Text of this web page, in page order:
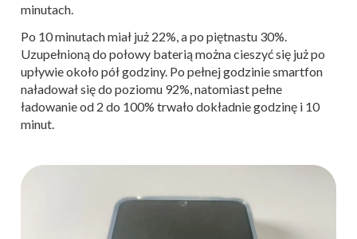
minutach.
Po 10 minutach miał już 22%, a po piętnastu 30%.
Uzupełnioną do połowy baterią można cieszyć się już po
upływie około pół godziny. Po pełnej godzinie smartfon
naładował się do poziomu 92%, natomiast pełne
ładowanie od 2 do 100% trwało dokładnie godzinę i 10
minut.